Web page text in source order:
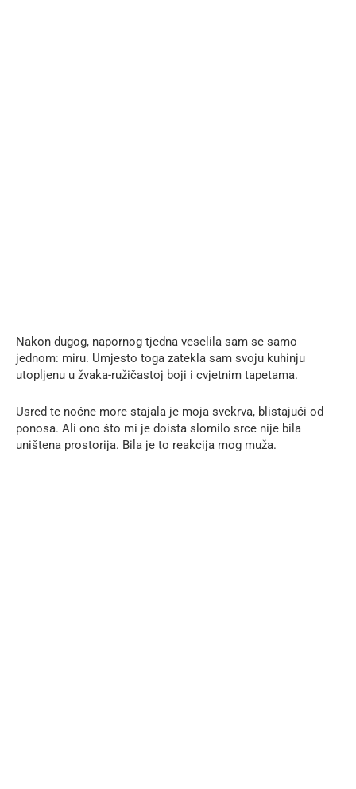
Nakon dugog, napornog tjedna veselila sam se samo
jednom: miru. Umjesto toga zatekla sam svoju kuhinju
utopljenu u žvaka-ružičastoj boji i cvjetnim tapetama.
Usred te noćne more stajala je moja svekrva, blistajući od
ponosa. Ali ono što mi je doista slomilo srce nije bila
uništena prostorija. Bila je to reakcija mog muža.